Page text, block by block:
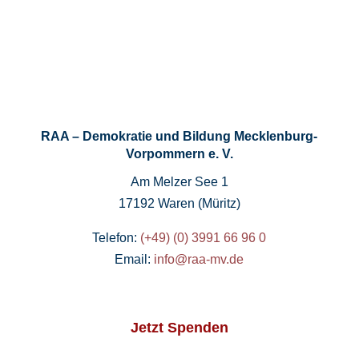
RAA – Demokratie und Bildung Mecklenburg-
Vorpommern e. V.
Am Melzer See 1
17192 Waren (Müritz)
Telefon: (+49) (0) 3991 66 96 0
Email: info@raa-mv.de
Jetzt Spenden